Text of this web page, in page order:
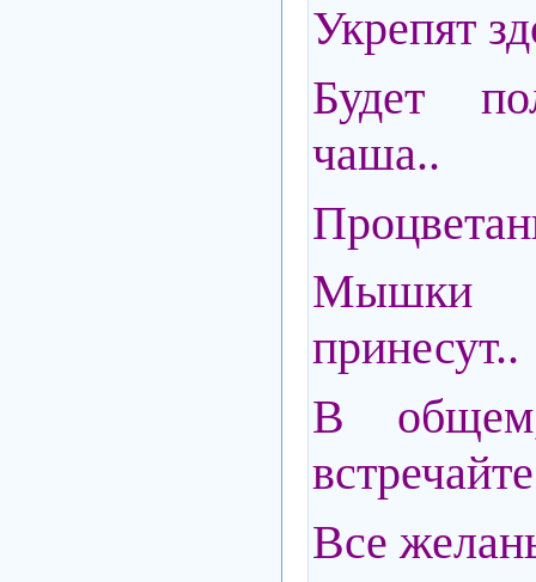
Укрепят
Будет
чаша..
принесут..
В
Все